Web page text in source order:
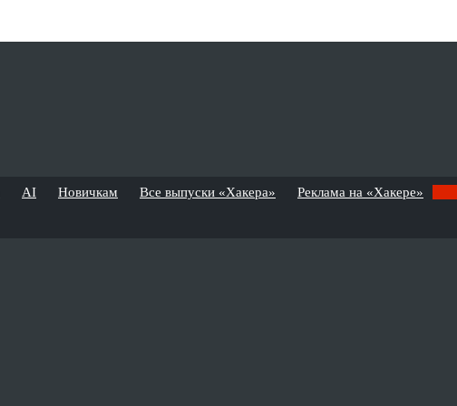
AI Новичкам Все выпуски «Хакера» Реклама на «Хакере»